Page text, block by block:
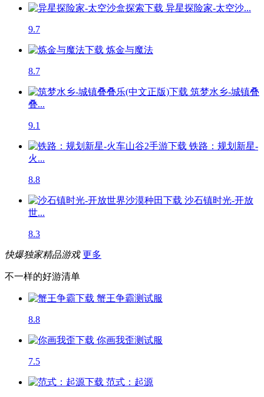
异星探险家-太空沙...
9.7
炼金与魔法
8.7
筑梦水乡-城镇叠
叠...
9.1
铁路：规划新星-
火...
8.8
沙石镇时光-开放
世...
8.3
快爆独家精品游戏 更多
不一样的好游清单
蟹王争霸测试服
8.8
你画我歪测试服
7.5
范式：起源